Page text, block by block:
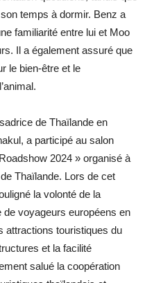
temps à dormir. Benz a
familiarité entre lui et Moo
Il a également assuré que
le bien-être et le
de Thaïlande en
a participé au salon
2024 » organisé à
Thaïlande. Lors de cet
la volonté de la
de voyageurs européens en
attractions touristiques du
et la facilité
salué la coopération